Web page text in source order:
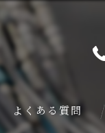
よくある質問